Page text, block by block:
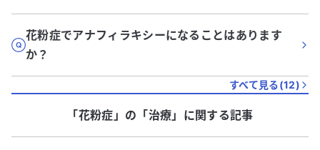
花粉症でアナフィラキシーになることはあります
か？
すべて見る(12)
「花粉症」 の「治療」に関する記事